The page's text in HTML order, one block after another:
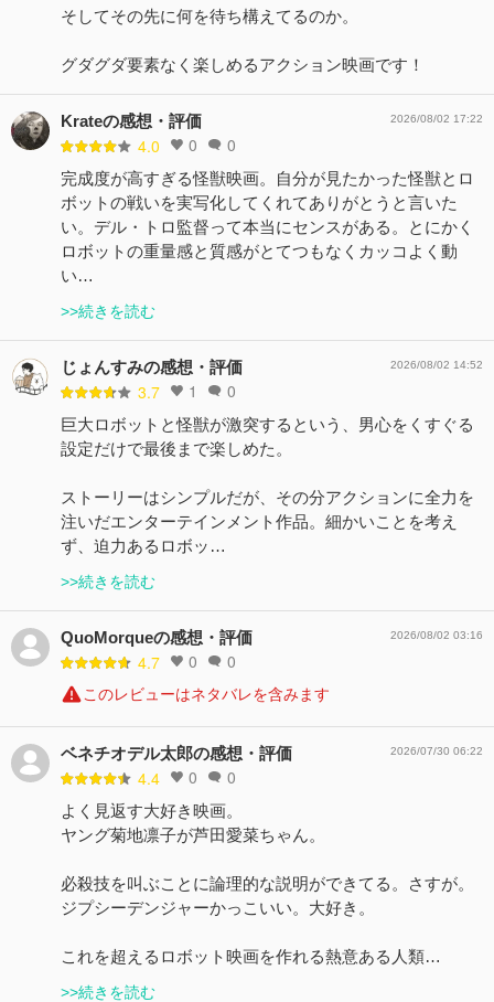
そしてその先に何を待ち構えてるのか。
グダグダ要素なく楽しめるアクション映画です！
Krateの感想・評価
4.0 0 0
2026/08/02 17:22
完成度が高すぎる怪獣映画。自分が見たかった怪獣とロ
ボットの戦いを実写化してくれてありがとうと言いた
い。デル・トロ監督って本当にセンスがある。とにかく
ロボットの重量感と質感がとてつもなくカッコよく動
い…
>>続きを読む
じょんすみの感想・評価
3.7 1 0
2026/08/02 14:52
巨大ロボットと怪獣が激突するという、男心をくすぐる
設定だけで最後まで楽しめた。
ストーリーはシンプルだが、その分アクションに全力を
注いだエンターテインメント作品。細かいことを考え
ず、迫力あるロボッ…
>>続きを読む
QuoMorqueの感想・評価
4.7 0 0
2026/08/02 03:16
このレビューはネタバレを含みます
ベネチオデル太郎の感想・評価
4.4 0 0
2026/07/30 06:22
よく見返す大好き映画。
ヤング菊地凛子が芦田愛菜ちゃん。
必殺技を叫ぶことに論理的な説明ができてる。さすが。
ジプシーデンジャーかっこいい。大好き。
これを超えるロボット映画を作れる熱意ある人類…
>>続きを読む